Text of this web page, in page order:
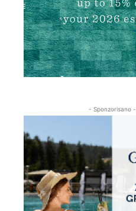
- Sponzorisano -